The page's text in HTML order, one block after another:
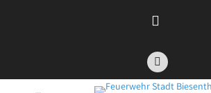
Facebook